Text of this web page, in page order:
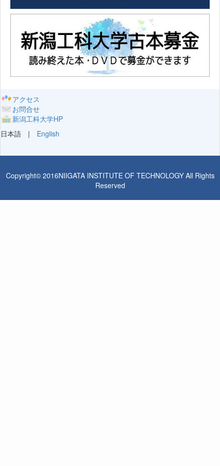
アクセス
お問合せ
新潟工科大学HP
日本語 | English
Copyright© 2016NIIGATA INSTITUTE OF TECHNOLOGY All Rights
Reserved